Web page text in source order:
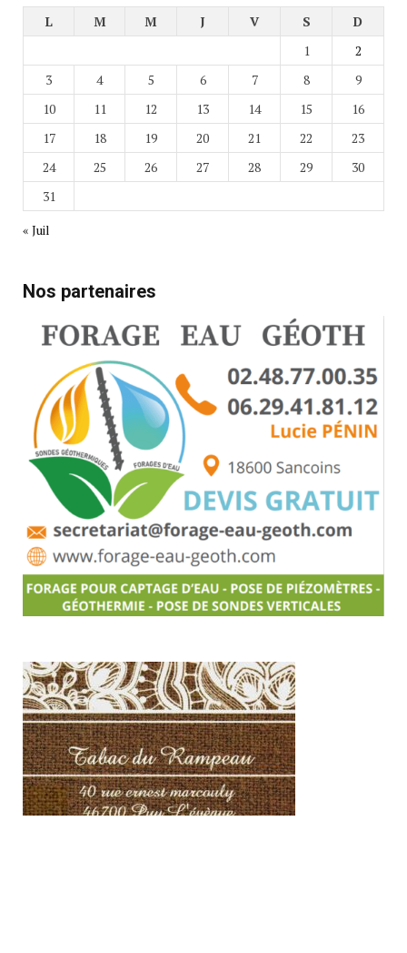
L
M M J V S
D
1
2
3
4 5 6 7 8
9
10
11 12 13 14 15
16
17
18 19 20 21 22
23
24
25 26 27 28 29
30
31
« Juil
Nos partenaires